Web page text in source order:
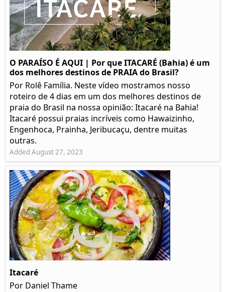
O PARAÍSO É AQUI | Por que ITACARÉ (Bahia) é um
dos melhores destinos de PRAIA do Brasil?
Por Rolê Família. Neste vídeo mostramos nosso
roteiro de 4 dias em um dos melhores destinos de
praia do Brasil na nossa opinião: Itacaré na Bahia!
Itacaré possui praias incríveis como Hawaizinho,
Engenhoca, Prainha, Jeribucaçu, dentre muitas
outras.
Added August 27, 2023
Itacaré
Por Daniel Thame